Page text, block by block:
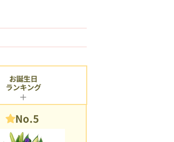
No.5
お誕生日
ランキング